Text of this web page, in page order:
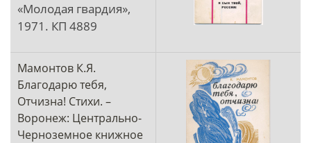
«Молодая гвардия»,
1971. КП 4889
Мамонтов К.Я.
Благодарю тебя,
Отчизна! Стихи. –
Воронеж: Центрально-
Черноземное книжное